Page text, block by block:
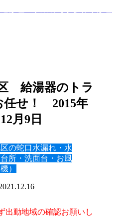
給湯器のトラ
任せ！ 2015年
12月9日
の蛇口水漏れ・水
所・洗面台・お風
）
出動地域の確認お願いし